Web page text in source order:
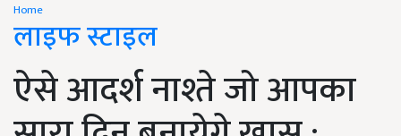
Home
लाइफ स्टाइल
ऐसे आदर्श नाश्ते जो आपका